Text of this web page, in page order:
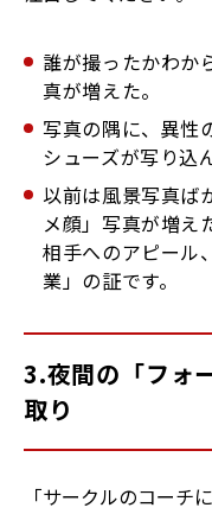
誰が撮ったかわか
真が増えた。
写真の隅に、異性
シューズが写り込
以前は風景写真ば
メ顔」写真が増え
相手へのアピール
業」の証です。
3.夜間の「フォ
取り
「サークルのコーチ